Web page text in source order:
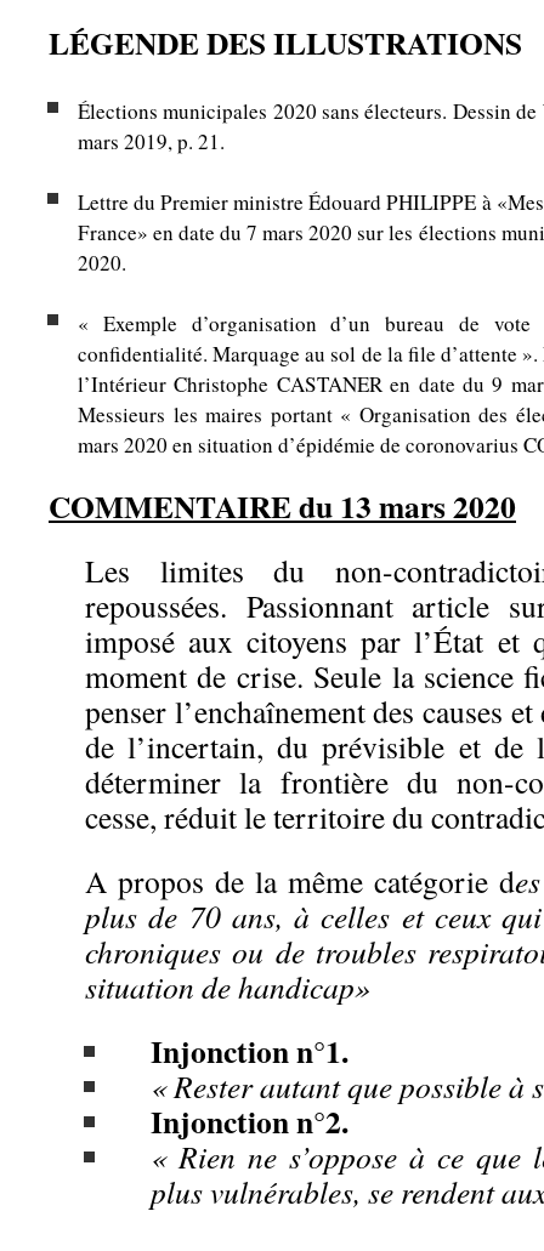
LÉGENDE DES ILLUSTRATIONS
Élections municipales 2020 sans électeurs. Dessin
mars 2019, p. 21.
Lettre du Premier ministre Édouard PHILIPPE à
France» en date du 7 mars 2020 sur les élections
2020.
« Exemple d’organisation d’un bureau de
confidentialité. Marquage au sol de la file d’attente
l’Intérieur Christophe CASTANER en date du 9
Messieurs les maires portant « Organisation des
mars 2020 en situation d’épidémie de coronovarius
COMMENTAIRE du 13 mars 2020
Les limites du non-
repoussées. Passionnant article
imposé aux citoyens par l’État et
moment de crise. Seule la science
penser l’enchaînement des causes
de l’incertain, du prévisible et de
déterminer la frontière du non-
cesse, réduit le territoire du
A propos de la même catégorie d
plus de 70 ans, à celles et ceux
chroniques ou de troubles
situation de handicap»
Injonction n°1.
« Rester autant que possible à
Injonction n°2.
« Rien ne s’oppose à ce que
plus vulnérables, se rendent